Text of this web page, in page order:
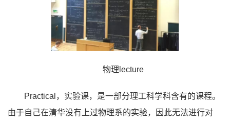
物理lecture
Practical，实验课，是一部分理工科学科含有的课程。
由于自己在清华没有上过物理系的实验，因此无法进行对